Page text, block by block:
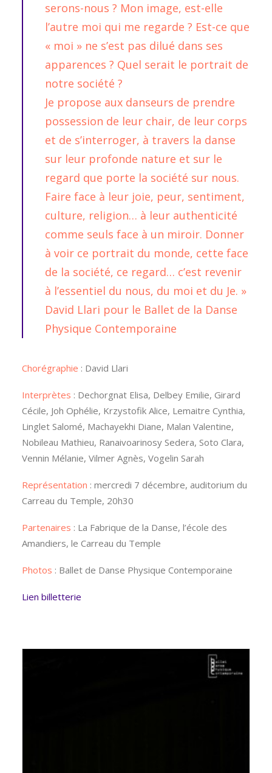
serons-nous ? Mon image, est-elle
l’autre moi qui me regarde ? Est-ce que
« moi » ne s’est pas dilué dans ses
apparences ? Quel serait le portrait de
notre société ?
Je propose aux danseurs de prendre
possession de leur chair, de leur corps
et de s’interroger, à travers la danse
sur leur profonde nature et sur le
regard que porte la société sur nous.
Faire face à leur joie, peur, sentiment,
culture, religion… à leur authenticité
comme seuls face à un miroir. Donner
à voir ce portrait du monde, cette face
de la société, ce regard… c’est revenir
à l’essentiel du nous, du moi et du Je. »
David Llari pour le Ballet de la Danse
Physique Contemporaine
Chorégraphie : David Llari
Interprètes : Dechorgnat Elisa, Delbey Emilie, Girard
Cécile, Joh Ophélie, Krzystofik Alice, Lemaitre Cynthia,
Linglet Salomé, Machayekhi Diane, Malan Valentine,
Nobileau Mathieu, Ranaivoarinosy Sedera, Soto Clara,
Vennin Mélanie, Vilmer Agnès, Vogelin Sarah
Représentation : mercredi 7 décembre, auditorium du
Carreau du Temple, 20h30
Partenaires : La Fabrique de la Danse, l’école des
Amandiers, le Carreau du Temple
Photos : Ballet de Danse Physique Contemporaine
Lien billetterie